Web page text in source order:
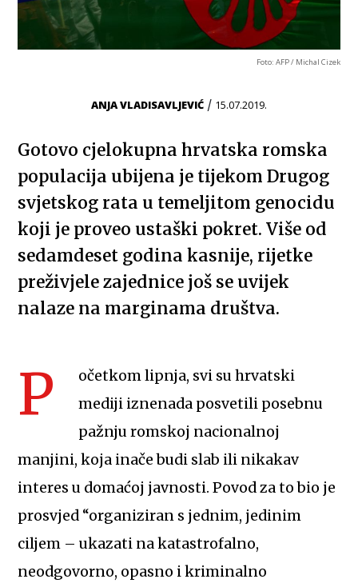
Foto: AFP / Michal Cizek
ANJA VLADISAVLJEVIĆ / 15.07.2019.
Gotovo cjelokupna hrvatska romska
populacija ubijena je tijekom Drugog
svjetskog rata u temeljitom genocidu
koji je proveo ustaški pokret. Više od
sedamdeset godina kasnije, rijetke
preživjele zajednice još se uvijek
nalaze na marginama društva.
P
očetkom lipnja, svi su hrvatski
mediji iznenada posvetili posebnu
pažnju romskoj nacionalnoj
manjini, koja inače budi slab ili nikakav
interes u domaćoj javnosti. Povod za to bio je
prosvjed “organiziran s jednim, jedinim
ciljem – ukazati na katastrofalno,
neodgovorno, opasno i kriminalno